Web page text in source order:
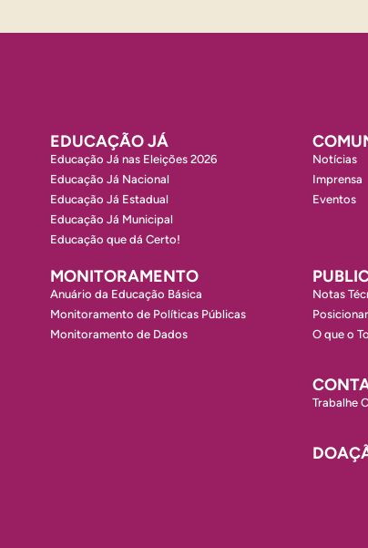
EDUCAÇÃO JÁ
Educação Já nas Eleições 2026
Educação Já Nacional
Educação Já Estadual
Educação Já Municipal
Educação que dá Certo!
Notícias
Imprensa
Eventos
MONITORAMENTO
Anuário da Educação Básica
Monitoramento de Políticas Públicas
Monitoramento de Dados
Notas
O que o
Trabalhe